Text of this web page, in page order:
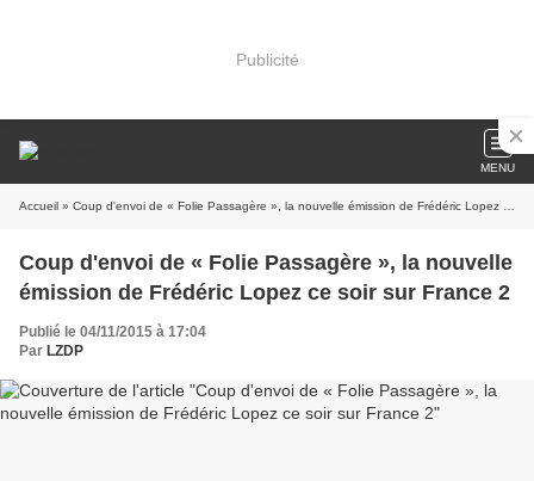
Publicité
MENU
Accueil » Coup d'envoi de « Folie Passagère », la nouvelle émission de Frédéric Lopez ce soir sur France 2
Coup d'envoi de « Folie Passagère », la nouvelle
émission de Frédéric Lopez ce soir sur France 2
Publié le 04/11/2015 à 17:04
Par LZDP